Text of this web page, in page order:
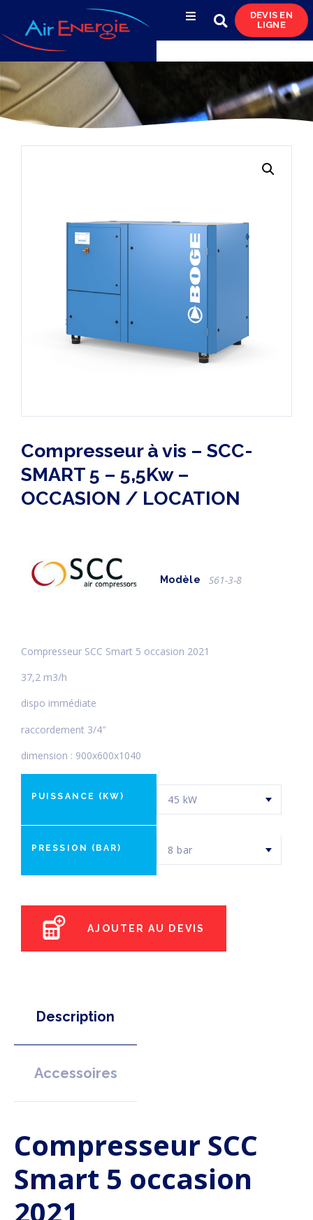
& condensats
Occasions
& locations
DEVIS EN
LIGNE
Compresseur à vis – SCC-
SMART 5 – 5,5Kw –
OCCASION / LOCATION
Modèle S61-3-8
Compresseur SCC Smart 5 occasion 2021
37,2 m3/h
dispo immédiate
raccordement 3/4″
dimension : 900x600x1040
PUISSANCE (KW)
PRESSION (BAR)
AJOUTER AU DEVIS
Description
Accessoires
Compresseur SCC
Smart 5 occasion
2021